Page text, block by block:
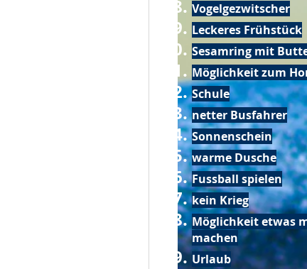
Vogelgezwitscher
Leckeres Frühstück
Sesamring mit
Möglichkeit zum
Schule
netter Busfahrer
Sonnenschein
warme Dusche
Fussball spielen
kein Krieg
Möglichkeit etwas
machen
Urlaub